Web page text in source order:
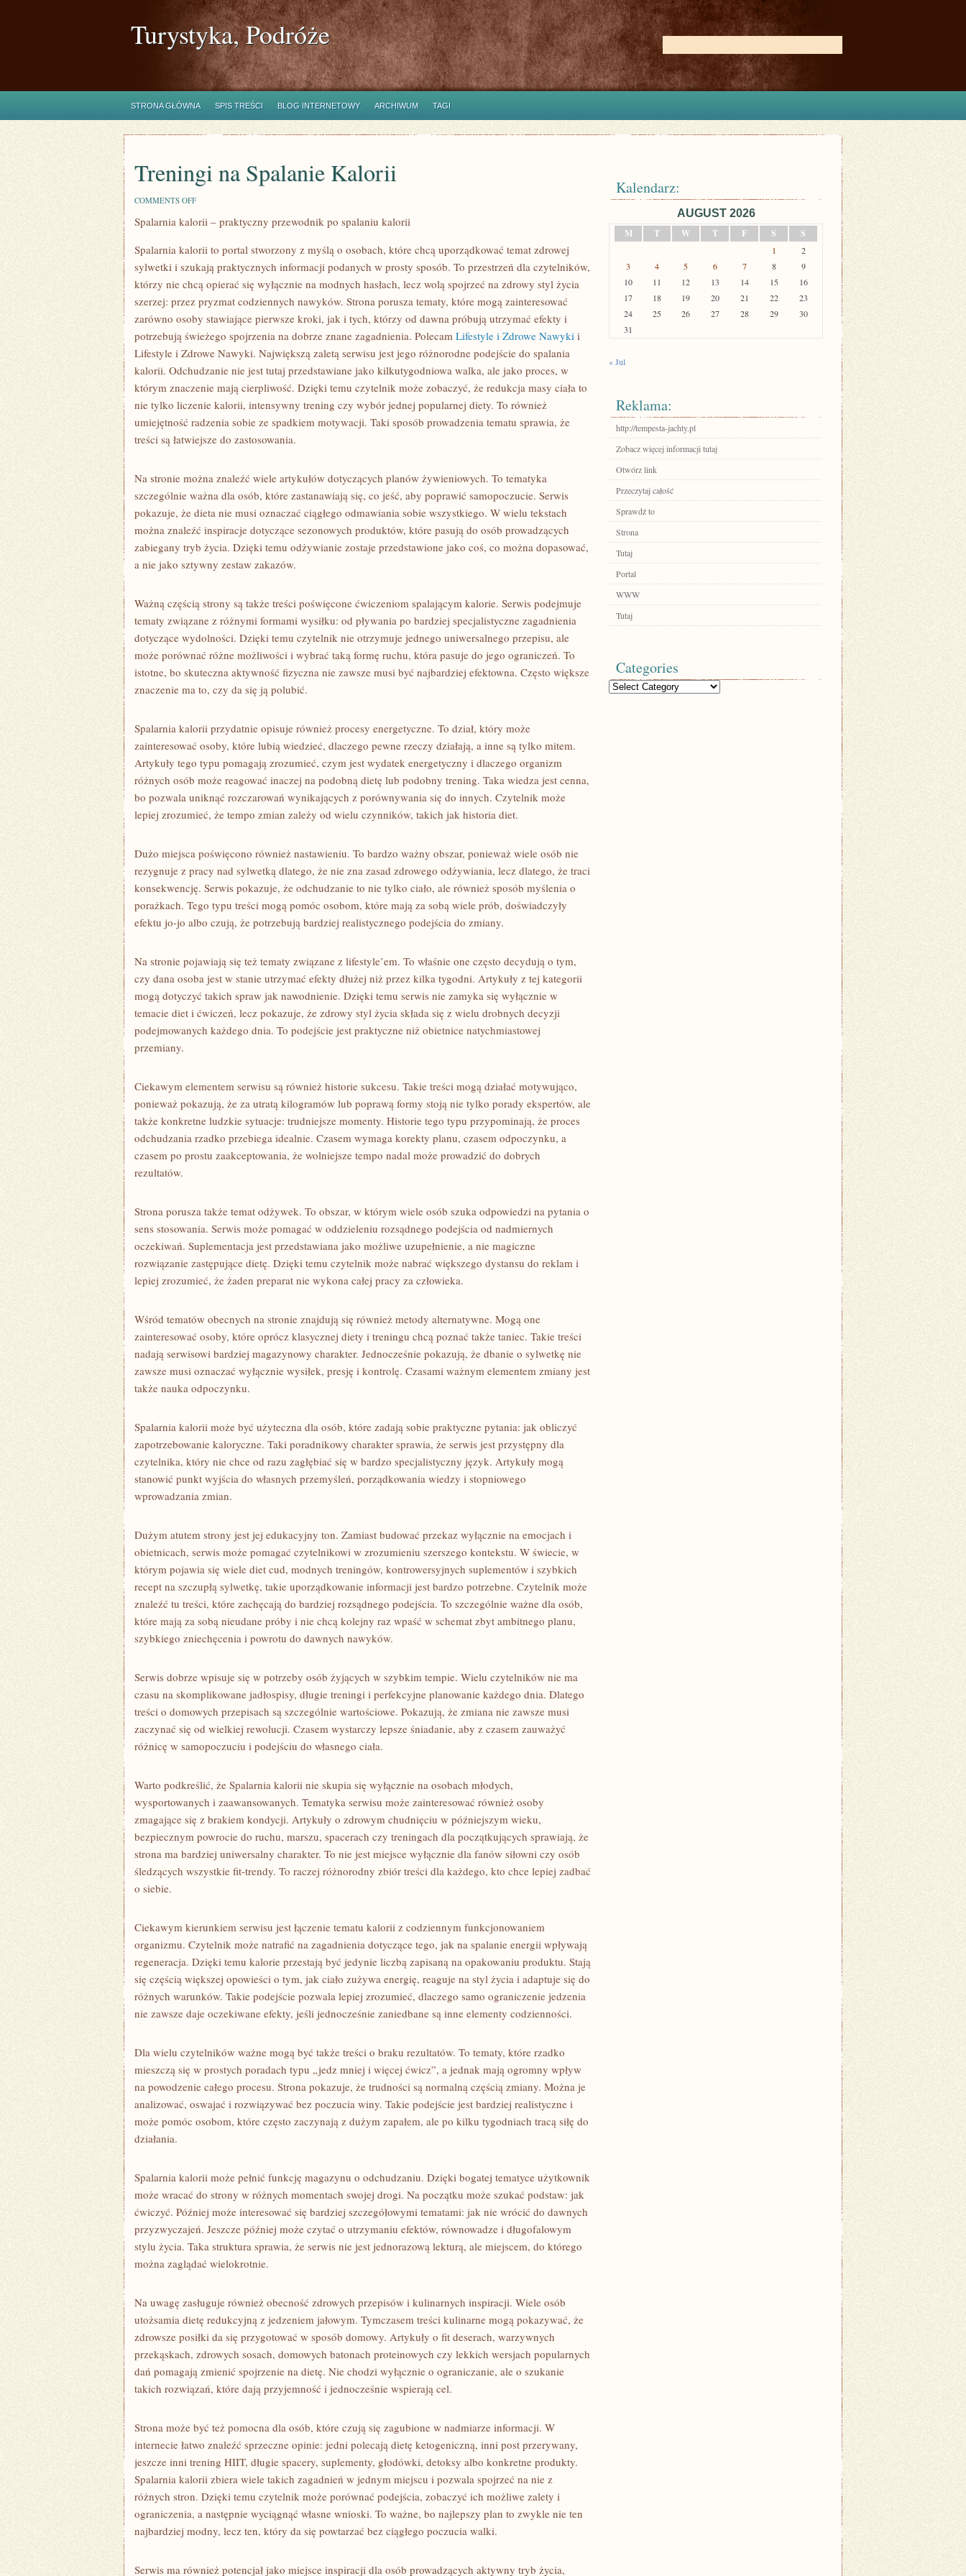
Turystyka, Podróże
STRONA GŁÓWNA SPIS TREŚCI BLOG INTERNETOWY ARCHIWUM TAGI
Treningi na Spalanie Kalorii
COMMENTS OFFON
NA
Spalarnia kalorii – praktyczny przewodnik po spalaniu kalorii
Spalarnia kalorii to portal stworzony z myślą o osobach, które chcą uporządkować temat zdrowej
sylwetki i szukają praktycznych informacji podanych w prosty sposób. To przestrzeń dla czytelników,
którzy nie chcą opierać się wyłącznie na modnych hasłach, lecz wolą spojrzeć na zdrowy styl życia
szerzej: przez pryzmat codziennych nawyków. Strona porusza tematy, które mogą zainteresować
zarówno osoby stawiające pierwsze kroki, jak i tych, którzy od dawna próbują utrzymać efekty i
potrzebują świeżego spojrzenia na dobrze znane zagadnienia. Polecam Lifestyle i Zdrowe Nawyki i
Lifestyle i Zdrowe Nawyki. Największą zaletą serwisu jest jego różnorodne podejście do spalania
kalorii. Odchudzanie nie jest tutaj przedstawiane jako kilkutygodniowa walka, ale jako proces, w
którym znaczenie mają cierpliwość. Dzięki temu czytelnik może zobaczyć, że redukcja masy ciała to
nie tylko liczenie kalorii, intensywny trening czy wybór jednej popularnej diety. To również
umiejętność radzenia sobie ze spadkiem motywacji. Taki sposób prowadzenia tematu sprawia, że
treści są łatwiejsze do zastosowania.
Na stronie można znaleźć wiele artykułów dotyczących planów żywieniowych. To tematyka
szczególnie ważna dla osób, które zastanawiają się, co jeść, aby poprawić samopoczucie. Serwis
pokazuje, że dieta nie musi oznaczać ciągłego odmawiania sobie wszystkiego. W wielu tekstach
można znaleźć inspiracje dotyczące sezonowych produktów, które pasują do osób prowadzących
zabiegany tryb życia. Dzięki temu odżywianie zostaje przedstawione jako coś, co można dopasować,
a nie jako sztywny zestaw zakazów.
Ważną częścią strony są także treści poświęcone ćwiczeniom spalającym kalorie. Serwis podejmuje
tematy związane z różnymi formami wysiłku: od pływania po bardziej specjalistyczne zagadnienia
dotyczące wydolności. Dzięki temu czytelnik nie otrzymuje jednego uniwersalnego przepisu, ale
może porównać różne możliwości i wybrać taką formę ruchu, która pasuje do jego ograniczeń. To
istotne, bo skuteczna aktywność fizyczna nie zawsze musi być najbardziej efektowna. Często większe
znaczenie ma to, czy da się ją polubić.
Spalarnia kalorii przydatnie opisuje również procesy energetyczne. To dział, który może
zainteresować osoby, które lubią wiedzieć, dlaczego pewne rzeczy działają, a inne są tylko mitem.
Artykuły tego typu pomagają zrozumieć, czym jest wydatek energetyczny i dlaczego organizm
różnych osób może reagować inaczej na podobną dietę lub podobny trening. Taka wiedza jest cenna,
bo pozwala uniknąć rozczarowań wynikających z porównywania się do innych. Czytelnik może
lepiej zrozumieć, że tempo zmian zależy od wielu czynników, takich jak historia diet.
Dużo miejsca poświęcono również nastawieniu. To bardzo ważny obszar, ponieważ wiele osób nie
rezygnuje z pracy nad sylwetką dlatego, że nie zna zasad zdrowego odżywiania, lecz dlatego, że traci
konsekwencję. Serwis pokazuje, że odchudzanie to nie tylko ciało, ale również sposób myślenia o
porażkach. Tego typu treści mogą pomóc osobom, które mają za sobą wiele prób, doświadczyły
efektu jo-jo albo czują, że potrzebują bardziej realistycznego podejścia do zmiany.
Na stronie pojawiają się też tematy związane z lifestyle’em. To właśnie one często decydują o tym,
czy dana osoba jest w stanie utrzymać efekty dłużej niż przez kilka tygodni. Artykuły z tej kategorii
mogą dotyczyć takich spraw jak nawodnienie. Dzięki temu serwis nie zamyka się wyłącznie w
temacie diet i ćwiczeń, lecz pokazuje, że zdrowy styl życia składa się z wielu drobnych decyzji
podejmowanych każdego dnia. To podejście jest praktyczne niż obietnice natychmiastowej
przemiany.
Ciekawym elementem serwisu są również historie sukcesu. Takie treści mogą działać motywująco,
ponieważ pokazują, że za utratą kilogramów lub poprawą formy stoją nie tylko porady ekspertów, ale
także konkretne ludzkie sytuacje: trudniejsze momenty. Historie tego typu przypominają, że proces
odchudzania rzadko przebiega idealnie. Czasem wymaga korekty planu, czasem odpoczynku, a
czasem po prostu zaakceptowania, że wolniejsze tempo nadal może prowadzić do dobrych
rezultatów.
Strona porusza także temat odżywek. To obszar, w którym wiele osób szuka odpowiedzi na pytania o
sens stosowania. Serwis może pomagać w oddzieleniu rozsądnego podejścia od nadmiernych
oczekiwań. Suplementacja jest przedstawiana jako możliwe uzupełnienie, a nie magiczne
rozwiązanie zastępujące dietę. Dzięki temu czytelnik może nabrać większego dystansu do reklam i
lepiej zrozumieć, że żaden preparat nie wykona całej pracy za człowieka.
Wśród tematów obecnych na stronie znajdują się również metody alternatywne. Mogą one
zainteresować osoby, które oprócz klasycznej diety i treningu chcą poznać także taniec. Takie treści
nadają serwisowi bardziej magazynowy charakter. Jednocześnie pokazują, że dbanie o sylwetkę nie
zawsze musi oznaczać wyłącznie wysiłek, presję i kontrolę. Czasami ważnym elementem zmiany jest
także nauka odpoczynku.
Spalarnia kalorii może być użyteczna dla osób, które zadają sobie praktyczne pytania: jak obliczyć
zapotrzebowanie kaloryczne. Taki poradnikowy charakter sprawia, że serwis jest przystępny dla
czytelnika, który nie chce od razu zagłębiać się w bardzo specjalistyczny język. Artykuły mogą
stanowić punkt wyjścia do własnych przemyśleń, porządkowania wiedzy i stopniowego
wprowadzania zmian.
Dużym atutem strony jest jej edukacyjny ton. Zamiast budować przekaz wyłącznie na emocjach i
obietnicach, serwis może pomagać czytelnikowi w zrozumieniu szerszego kontekstu. W świecie, w
którym pojawia się wiele diet cud, modnych treningów, kontrowersyjnych suplementów i szybkich
recept na szczupłą sylwetkę, takie uporządkowanie informacji jest bardzo potrzebne. Czytelnik może
znaleźć tu treści, które zachęcają do bardziej rozsądnego podejścia. To szczególnie ważne dla osób,
które mają za sobą nieudane próby i nie chcą kolejny raz wpaść w schemat zbyt ambitnego planu,
szybkiego zniechęcenia i powrotu do dawnych nawyków.
Serwis dobrze wpisuje się w potrzeby osób żyjących w szybkim tempie. Wielu czytelników nie ma
czasu na skomplikowane jadłospisy, długie treningi i perfekcyjne planowanie każdego dnia. Dlatego
treści o domowych przepisach są szczególnie wartościowe. Pokazują, że zmiana nie zawsze musi
zaczynać się od wielkiej rewolucji. Czasem wystarczy lepsze śniadanie, aby z czasem zauważyć
różnicę w samopoczuciu i podejściu do własnego ciała.
Warto podkreślić, że Spalarnia kalorii nie skupia się wyłącznie na osobach młodych,
wysportowanych i zaawansowanych. Tematyka serwisu może zainteresować również osoby
zmagające się z brakiem kondycji. Artykuły o zdrowym chudnięciu w późniejszym wieku,
bezpiecznym powrocie do ruchu, marszu, spacerach czy treningach dla początkujących sprawiają, że
strona ma bardziej uniwersalny charakter. To nie jest miejsce wyłącznie dla fanów siłowni czy osób
śledzących wszystkie fit-trendy. To raczej różnorodny zbiór treści dla każdego, kto chce lepiej zadbać
o siebie.
Ciekawym kierunkiem serwisu jest łączenie tematu kalorii z codziennym funkcjonowaniem
organizmu. Czytelnik może natrafić na zagadnienia dotyczące tego, jak na spalanie energii wpływają
regeneracja. Dzięki temu kalorie przestają być jedynie liczbą zapisaną na opakowaniu produktu. Stają
się częścią większej opowieści o tym, jak ciało zużywa energię, reaguje na styl życia i adaptuje się do
różnych warunków. Takie podejście pozwala lepiej zrozumieć, dlaczego samo ograniczenie jedzenia
nie zawsze daje oczekiwane efekty, jeśli jednocześnie zaniedbane są inne elementy codzienności.
Dla wielu czytelników ważne mogą być także treści o braku rezultatów. To tematy, które rzadko
mieszczą się w prostych poradach typu „jedz mniej i więcej ćwicz”, a jednak mają ogromny wpływ
na powodzenie całego procesu. Strona pokazuje, że trudności są normalną częścią zmiany. Można je
analizować, oswajać i rozwiązywać bez poczucia winy. Takie podejście jest bardziej realistyczne i
może pomóc osobom, które często zaczynają z dużym zapałem, ale po kilku tygodniach tracą siłę do
działania.
Spalarnia kalorii może pełnić funkcję magazynu o odchudzaniu. Dzięki bogatej tematyce użytkownik
może wracać do strony w różnych momentach swojej drogi. Na początku może szukać podstaw: jak
ćwiczyć. Później może interesować się bardziej szczegółowymi tematami: jak nie wrócić do dawnych
przyzwyczajeń. Jeszcze później może czytać o utrzymaniu efektów, równowadze i długofalowym
stylu życia. Taka struktura sprawia, że serwis nie jest jednorazową lekturą, ale miejscem, do którego
można zaglądać wielokrotnie.
Na uwagę zasługuje również obecność zdrowych przepisów i kulinarnych inspiracji. Wiele osób
utożsamia dietę redukcyjną z jedzeniem jałowym. Tymczasem treści kulinarne mogą pokazywać, że
zdrowsze posiłki da się przygotować w sposób domowy. Artykuły o fit deserach, warzywnych
przekąskach, zdrowych sosach, domowych batonach proteinowych czy lekkich wersjach popularnych
dań pomagają zmienić spojrzenie na dietę. Nie chodzi wyłącznie o ograniczanie, ale o szukanie
takich rozwiązań, które dają przyjemność i jednocześnie wspierają cel.
Strona może być też pomocna dla osób, które czują się zagubione w nadmiarze informacji. W
internecie łatwo znaleźć sprzeczne opinie: jedni polecają dietę ketogeniczną, inni post przerywany,
jeszcze inni trening HIIT, długie spacery, suplementy, głodówki, detoksy albo konkretne produkty.
Spalarnia kalorii zbiera wiele takich zagadnień w jednym miejscu i pozwala spojrzeć na nie z
różnych stron. Dzięki temu czytelnik może porównać podejścia, zobaczyć ich możliwe zalety i
ograniczenia, a następnie wyciągnąć własne wnioski. To ważne, bo najlepszy plan to zwykle nie ten
najbardziej modny, lecz ten, który da się powtarzać bez ciągłego poczucia walki.
Serwis ma również potencjał jako miejsce inspiracji dla osób prowadzących aktywny tryb życia,
Kalendarz:
AUGUST 2026
M
T W T F S S
1
2
3
4 5 6 7 8
9
10
11 12 13 14 15
16
17
18 19 20 21 22
23
24
25 26 27 28 29
30
31
« Jul
Reklama:
http://tempesta-jachty.pl
Zobacz więcej informacji tutaj
Otwórz link
Przeczytaj całość
Sprawdź to
Strona
Tutaj
Portal
WWW
Tutaj
Categories
Categories